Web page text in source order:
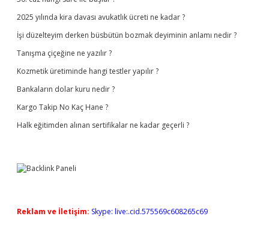
2025 yılında kira davası avukatlık ücreti ne kadar ?
İşi düzelteyim derken büsbütün bozmak deyiminin anlamı nedir ?
Tanışma çiçeğine ne yazılır ?
Kozmetik üretiminde hangi testler yapılır ?
Bankaların dolar kuru nedir ?
Kargo Takip No Kaç Hane ?
Halk eğitimden alınan sertifikalar ne kadar geçerli ?
Reklam ve İletişim: Skype: live:.cid.575569c608265c69